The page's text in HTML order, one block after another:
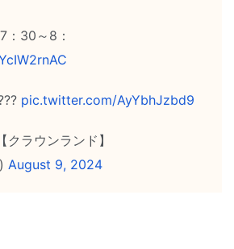
：30～8：
pic.twitter.com/AyYbhJzbd9
ラウンランド】
August 9, 2024